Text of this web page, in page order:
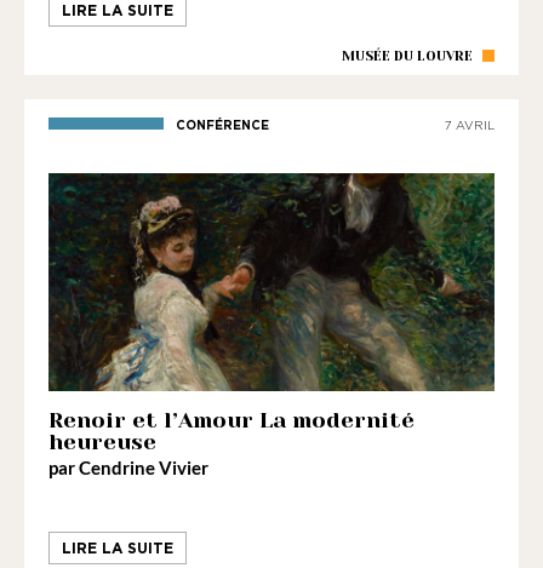
LIRE LA SUITE
MUSÉE DU LOUVRE
CONFÉRENCE 7 AVRIL
Renoir et l’Amour La modernité
heureuse
par Cendrine Vivier
LIRE LA SUITE